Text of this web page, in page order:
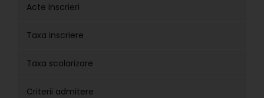
Acte inscrieri
Taxa inscriere
Taxa scolarizare
Criterii admitere